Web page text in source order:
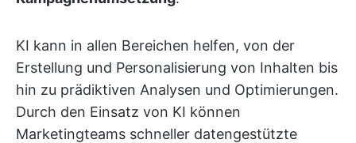
KI kann in allen Bereichen helfen, von der
Erstellung und Personalisierung von Inhalten bis
hin zu prädiktiven Analysen und Optimierungen.
Durch den Einsatz von KI können
Marketingteams schneller datengestützte